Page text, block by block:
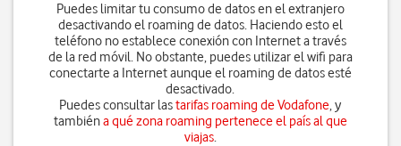
Puedes limitar tu consumo de datos en el extranjero
desactivando el roaming de datos. Haciendo esto el
teléfono no establece conexión con Internet a través
de la red móvil. No obstante, puedes utilizar el wifi para
conectarte a Internet aunque el roaming de datos esté
desactivado.
Puedes consultar lastarifas roaming de Vodafone, y
tambiéna qué zona roaming pertenece el país al que
viajas.